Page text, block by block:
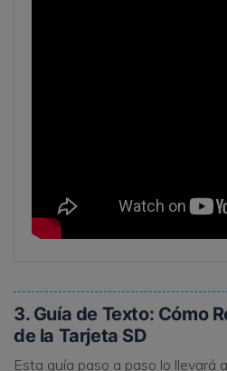
3. Guía de Texto: Cómo
de la Tarjeta SD
Esta guía paso a paso lo llevará